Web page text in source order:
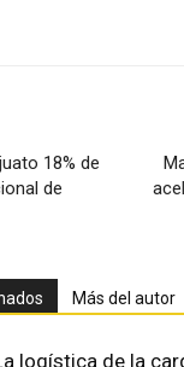
18% de
de
Más del autor
logística de la